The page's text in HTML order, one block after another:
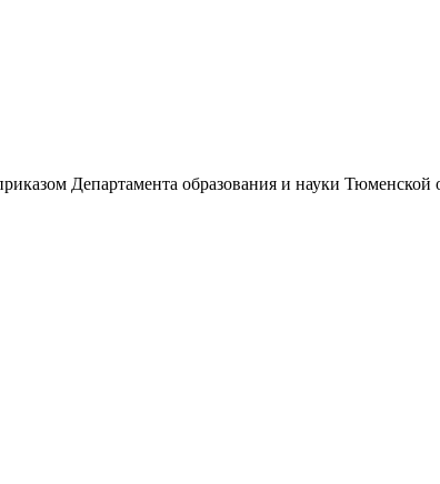
Департамента образования и науки